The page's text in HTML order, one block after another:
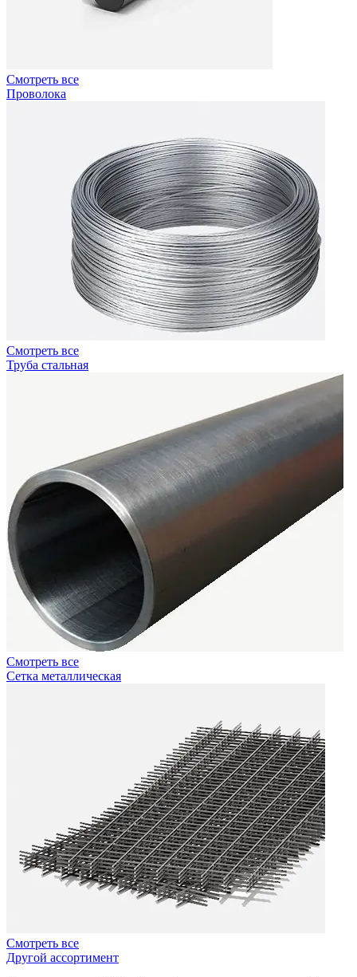
Смотреть все
Проволока
Смотреть все
Труба стальная
Смотреть все
Сетка металлическая
Смотреть все
Другой ассортимент